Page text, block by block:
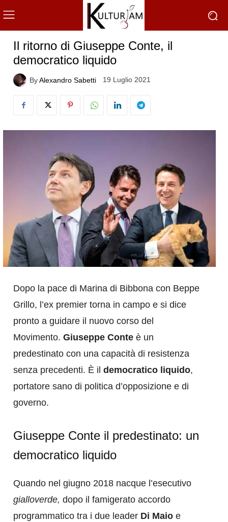
Il ritorno di Giuseppe Conte, il
democratico liquido
ByAlexandro Sabetti 19 Luglio 2021
Dopo la pace di Marina di Bibbona con Beppe
Grillo, l’ex premier torna in campo e si dice
pronto a guidare il nuovo corso del
Movimento. Giuseppe Conte è un
predestinato con una capacità di resistenza
senza precedenti. È il democratico liquido,
portatore sano di politica d’opposizione e di
governo.
Giuseppe Conte il predestinato: un
democratico liquido
Quando nel giugno 2018 nacque l’esecutivo
gialloverde, dopo il famigerato accordo
programmatico tra i due leader Di Maio e